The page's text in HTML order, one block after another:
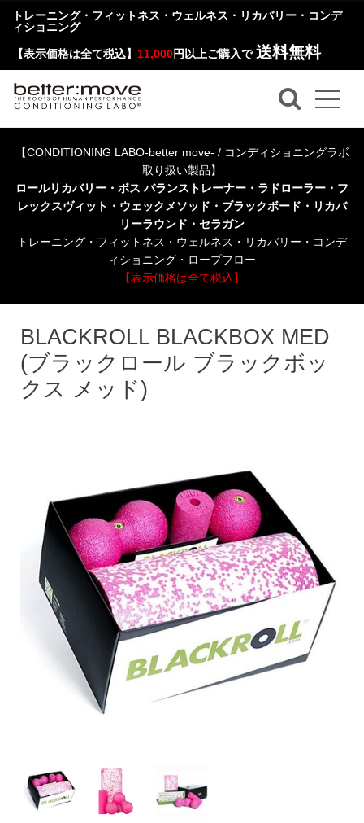
トレーニング・フィットネス・ウェルネス・リカバリー・コンデ
ィショニング
【表示価格は全て税込】 11,000円以上ご購入で 送料無料
【CONDITIONING LABO-better move- / コンディショニングラボ
取り扱い製品】
ロールリカバリー・ボス バランストレーナー・ラドローラー・フ
レックスヴィット・ウェックメソッド・ブラックボード・リカバ
リーラウンド・セラガン
トレーニング・フィットネス・ウェルネス・リカバリー・コンデ
ィショニング・ロープフロー
【表示価格は全て税込】
BLACKROLL BLACKBOX MED
(ブラックロール ブラックボッ
クス メッド)